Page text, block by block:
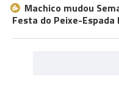
Machico mudou
Festa do Peixe-Espada